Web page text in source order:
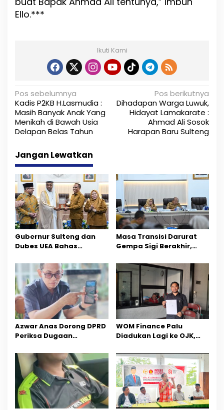
Ello.***
Ikuti Kami
N
a
v
g
a
s
i
p
o
s
Pos sebelumnya
Kadis P2KB H.Lasmudia :
Masih Banyak Anak Yang
Menikah di Bawah Usia
Delapan Belas Tahun
Pos berikutnya
Dihadapan Warga Luwuk,
Hidayat Lamakarate :
Ahmad Ali Sosok
Harapan Baru Sulteng
Jangan Lewatkan
Gubernur Sulteng dan
Dubes UEA Bahas
Sektor Jadi Prioritas
Masa Transisi Darurat
Gempa Sigi Berakhir,
Percepatan Pemulihan
Azwar Anas Dorong DPRD
Periksa Dugaan
Wilayah Tambang PT
CPM
‎WOM Finance Palu
Diadukan Lagi ke OJK,
Pelelangan Kini
Penarikan Kendaraan
Dipersoalkan ‎